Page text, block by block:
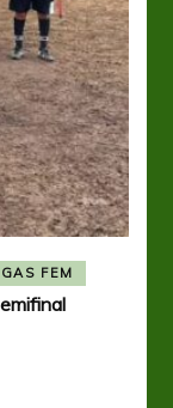
FEM